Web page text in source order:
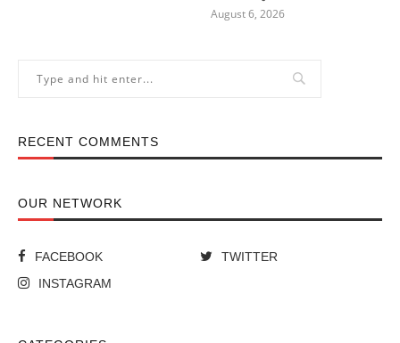
August 6, 2026
RECENT COMMENTS
OUR NETWORK
FACEBOOK
TWITTER
INSTAGRAM